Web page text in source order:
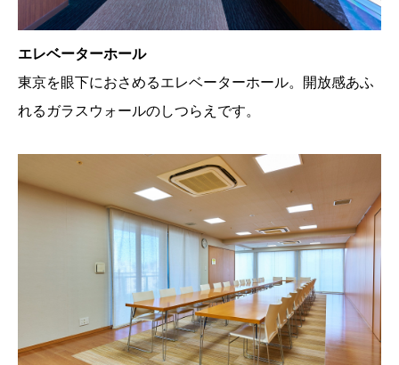
エレベーターホール
東京を眼下におさめるエレベーターホール。開放感あふ
れるガラスウォールのしつらえです。